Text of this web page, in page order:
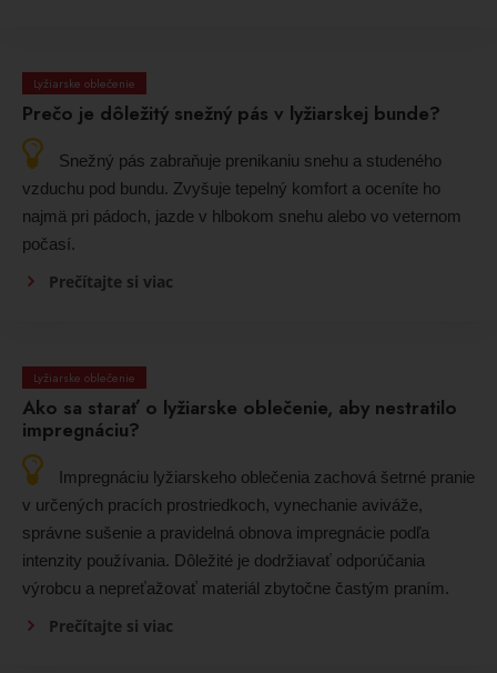
Lyžiarske oblečenie
Prečo je dôležitý snežný pás v lyžiarskej bunde?
Snežný pás zabraňuje prenikaniu snehu a studeného
vzduchu pod bundu. Zvyšuje tepelný komfort a oceníte ho
najmä pri pádoch, jazde v hlbokom snehu alebo vo veternom
počasí.
Prečítajte si viac
Lyžiarske oblečenie
Ako sa starať o lyžiarske oblečenie, aby nestratilo
impregnáciu?
Impregnáciu lyžiarskeho oblečenia zachová šetrné pranie
v určených pracích prostriedkoch, vynechanie aviváže,
správne sušenie a pravidelná obnova impregnácie podľa
intenzity používania. Dôležité je dodržiavať odporúčania
výrobcu a nepreťažovať materiál zbytočne častým praním.
Prečítajte si viac